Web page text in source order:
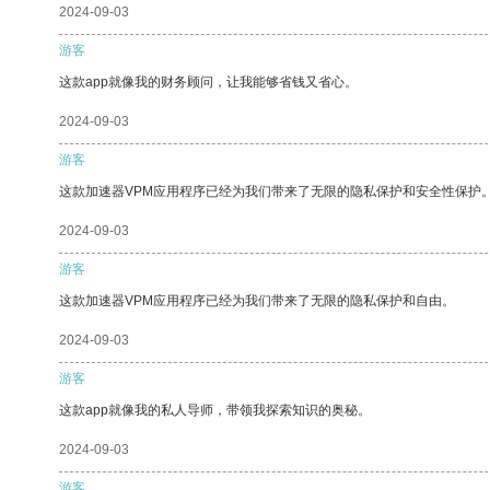
2024-09-03
游客
这款app就像我的财务顾问，让我能够省钱又省心。
2024-09-03
游客
这款加速器VPM应用程序已经为我们带来了无限的隐私保护和安全性保护
2024-09-03
游客
这款加速器VPM应用程序已经为我们带来了无限的隐私保护和自由。
2024-09-03
游客
这款app就像我的私人导师，带领我探索知识的奥秘。
2024-09-03